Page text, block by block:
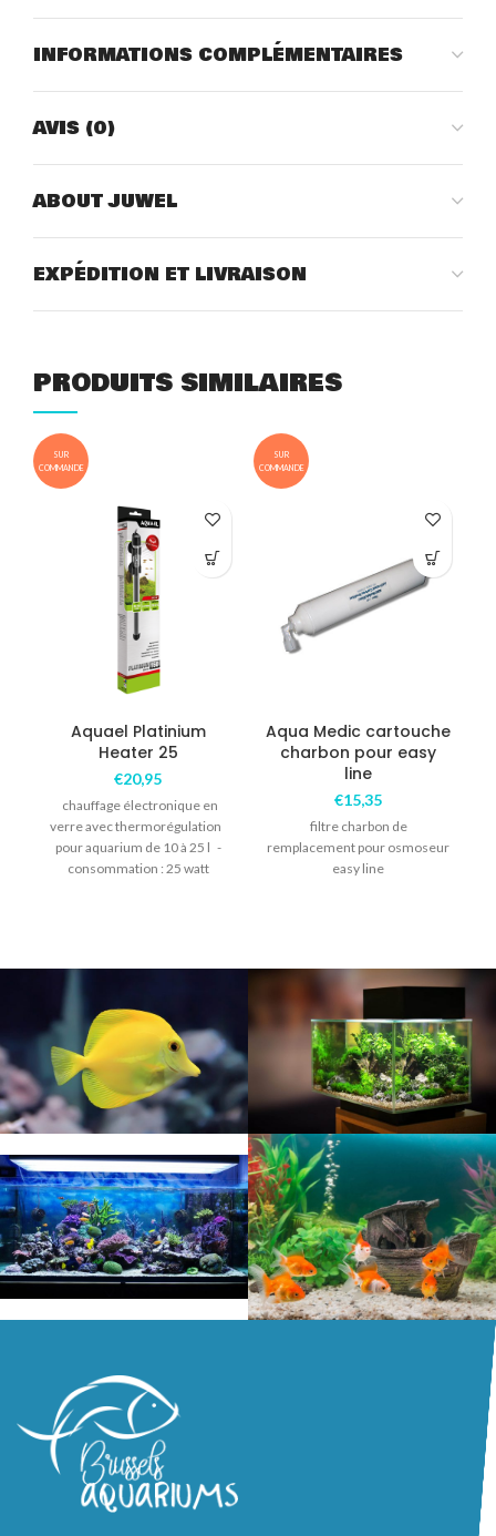
INFORMATIONS COMPLÉMENTAIRES
AVIS (0)
ABOUT JUWEL
EXPÉDITION ET LIVRAISON
PRODUITS SIMILAIRES
SUR
COMMANDE
Aquael Platinium
Heater 25
€20,95
chauffage électronique en
verre avec thermorégulation
pour aquarium de 10 à 25 l -
consommation : 25 watt
SUR
COMMANDE
Aqua Medic cartouche
charbon pour easy
line
€15,35
filtre charbon de
remplacement pour osmoseur
easy line